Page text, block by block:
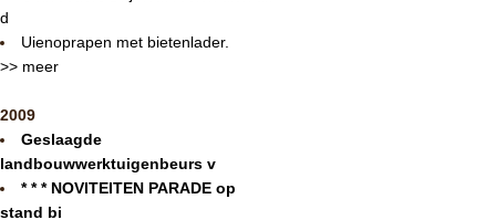
d
Uienoprapen met bietenlader.
>> meer
2009
Geslaagde
landbouwwerktuigenbeurs v
* * * NOVITEITEN PARADE op
stand bi